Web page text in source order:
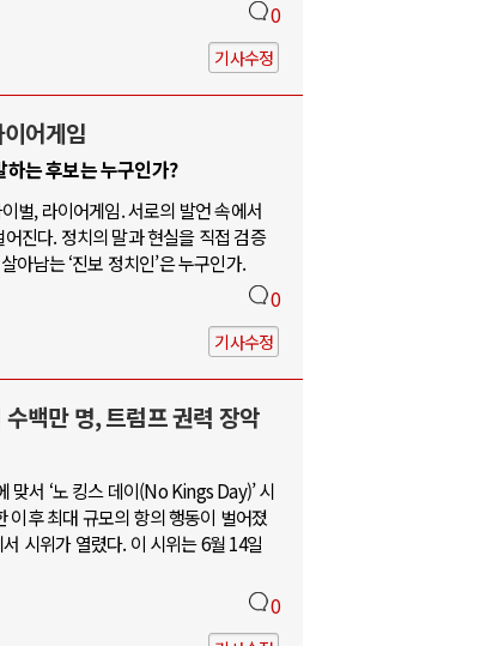
0
기사수정
어게임
는 후보는 누구인가?
벌, 라이어게임. 서로의 발언 속에서
진다. 정치의 말과 현실을 직접 검증
아남는 ‘진보 정치인’은 누구인가.
0
기사수정
백만 명, 트럼프 권력 장악
맞서 ‘노 킹스 데이(No Kings Day)’ 시
이후 최대 규모의 항의 행동이 벌어졌
시위가 열렸다. 이 시위는 6월 14일
0